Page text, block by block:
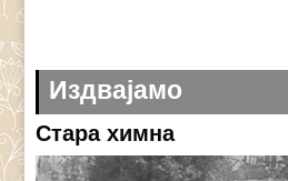
Издвајамо
Стара химна